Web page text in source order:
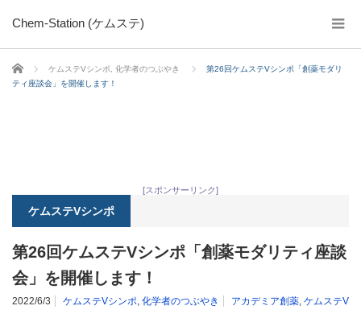
Chem-Station (ケムステ)
ホーム ケムステVシンポ 化学者のつぶやき
第26回ケムステVシンポ「創薬モダリ
ティ座談会」を開催します！
[スポンサーリンク]
ケムステVシンポ
第26回ケムステVシンポ「創薬モダリティ座談
会」を開催します！
2022/6/3 ケムステVシンポ, 化学者のつぶやき アカデミア創薬, ケムステV